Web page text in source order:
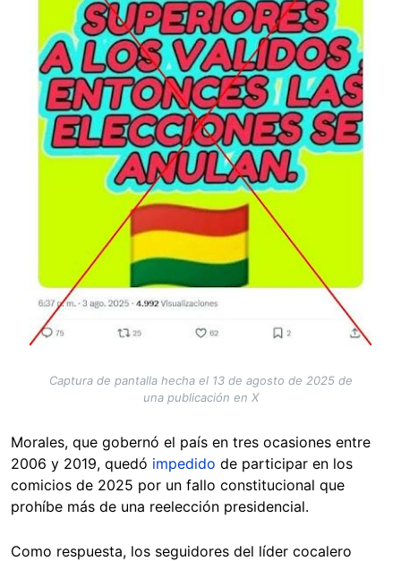
Captura de pantalla hecha el 13 de agosto de 2025 de
una publicación en X
Morales, que gobernó el país en tres ocasiones entre
2006 y 2019, quedó impedido de participar en los
comicios de 2025 por un fallo constitucional que
prohíbe más de una reelección presidencial.
Como respuesta, los seguidores del líder cocalero